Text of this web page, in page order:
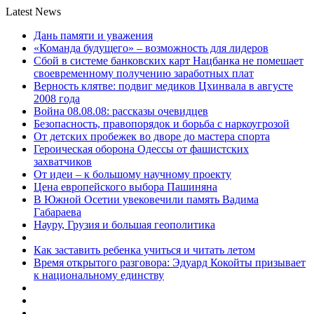
Latest News
Дань памяти и уважения
«Команда будущего» – возможность для лидеров
Сбой в системе банковских карт Нацбанка не помешает
своевременному получению заработных плат
Верность клятве: подвиг медиков Цхинвала в августе
2008 года
Война 08.08.08: рассказы очевидцев
Безопасность, правопорядок и борьба с наркоугрозой
От детских пробежек во дворе до мастера спорта
Героическая оборона Одессы от фашистских
захватчиков
От идеи – к большому научному проекту
Цена европейского выбора Пашиняна
В Южной Осетии увековечили память Вадима
Габараева
Науру, Грузия и большая геополитика
Как заставить ребенка учиться и читать летом
Время открытого разговора: Эдуард Кокойты призывает
к национальному единству